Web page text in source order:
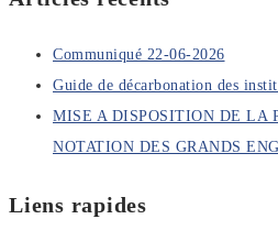
Communiqué 22-06-2026
Guide de décarbonation des
MISE A DISPOSITION DE LA
NOTATION DES GRANDS
Liens rapides